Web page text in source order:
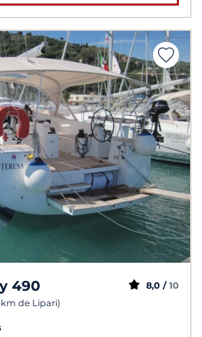
490
de Lipari)
8,0 / 10